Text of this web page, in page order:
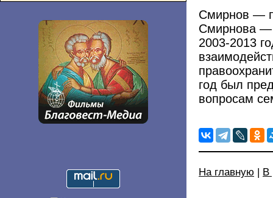
Смирнов —
Смирнова —
2003-2013
год был
вопросам
На главную | В